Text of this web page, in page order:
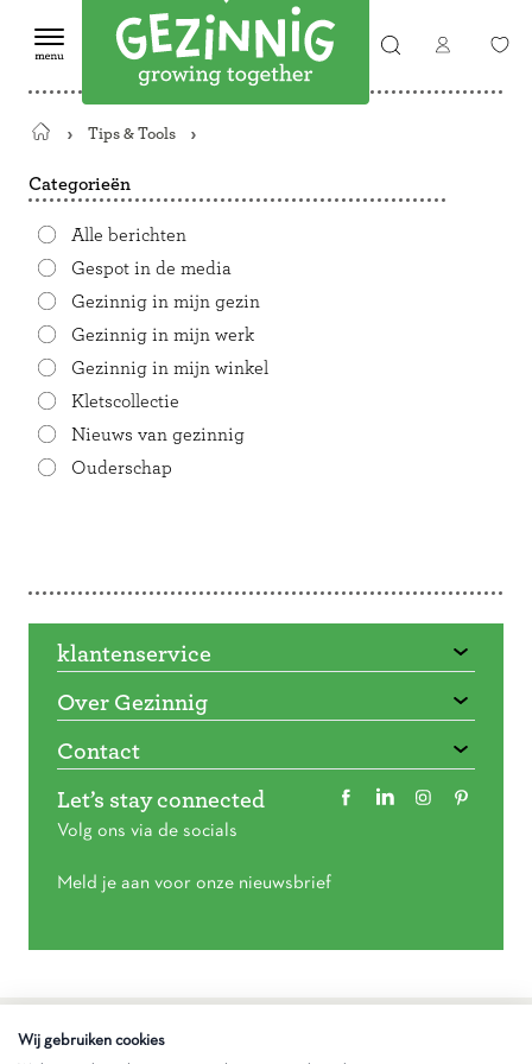
Terug
de
Tips & Tools
Categorieën
Alle berichten
Gespot in de media
Gezinnig in mijn gezin
Gezinnig in mijn werk
Gezinnig in mijn winkel
Kletscollectie
Nieuws van gezinnig
Ouderschap
klantenservice
Over Gezinnig
Contact
Let’s stay connected
Volg ons via de socials
Meld je aan voor onze nieuwsbrief
Wij gebruiken cookies